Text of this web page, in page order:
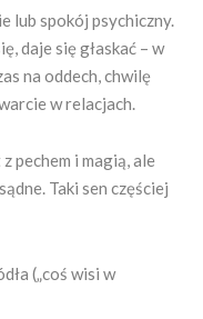
lub spokój psychiczny.
daje się głaskać – w
na oddech, chwilę
w relacjach.
pechem i magią, ale
Taki sen częściej
(„coś wisi w